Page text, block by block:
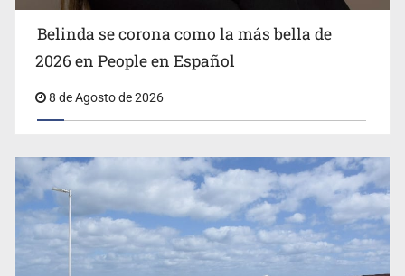
EU reanudará este sábado inspecciones de aguacate en
Michoacán
Belinda se corona como la más bella de
2026 en People en Español
8 de Agosto de 2026